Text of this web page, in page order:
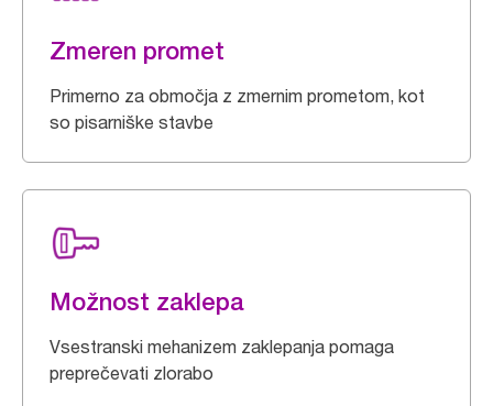
Zmeren promet
Primerno za območja z zmernim prometom, kot
so pisarniške stavbe
Možnost zaklepa
Vsestranski mehanizem zaklepanja pomaga
preprečevati zlorabo